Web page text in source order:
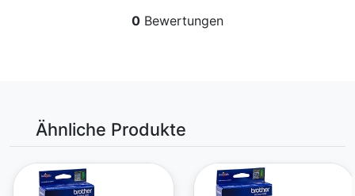
0 Bewertungen
Ähnliche Produkte